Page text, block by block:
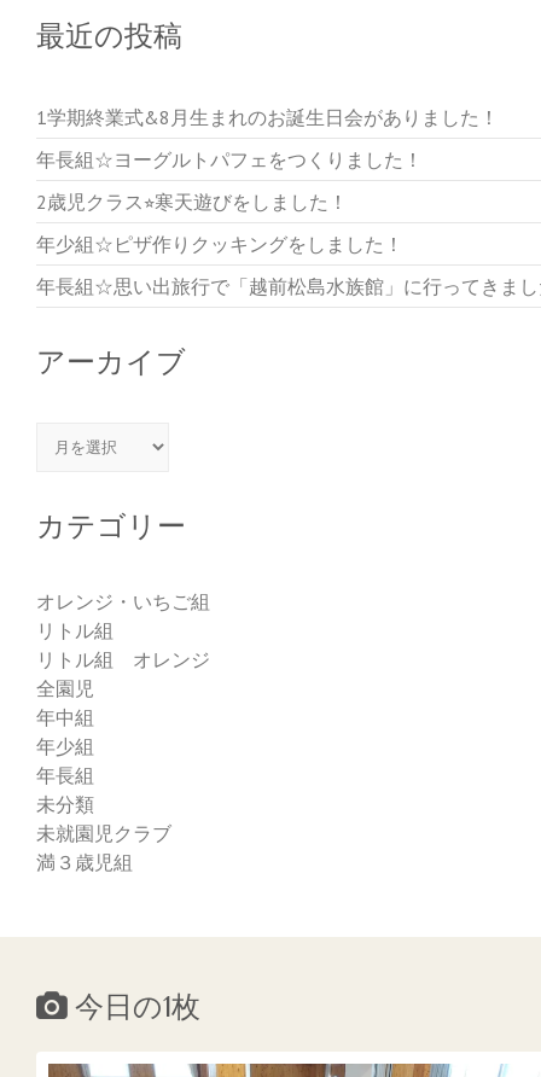
最近の投稿
1学期終業式&8月生まれのお誕生日会がありました！
年長組☆ヨーグルトパフェをつくりました！
2歳児クラス⭐︎寒天遊びをしました！
年少組☆ピザ作りクッキングをしました！
年長組☆思い出旅行で「越前松島水族館」に行ってきま
アーカイブ
アーカイブ
カテゴリー
オレンジ・いちご組
リトル組
リトル組 オレンジ
全園児
年中組
年少組
年長組
未分類
未就園児クラブ
満３歳児組
今日の1枚